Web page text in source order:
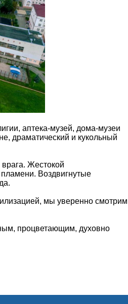
аптека-музей, дома-музеи
драматический и кукольный
Жестокой
Воздвигнутые
мы уверенно смотрим
процветающим, духовно